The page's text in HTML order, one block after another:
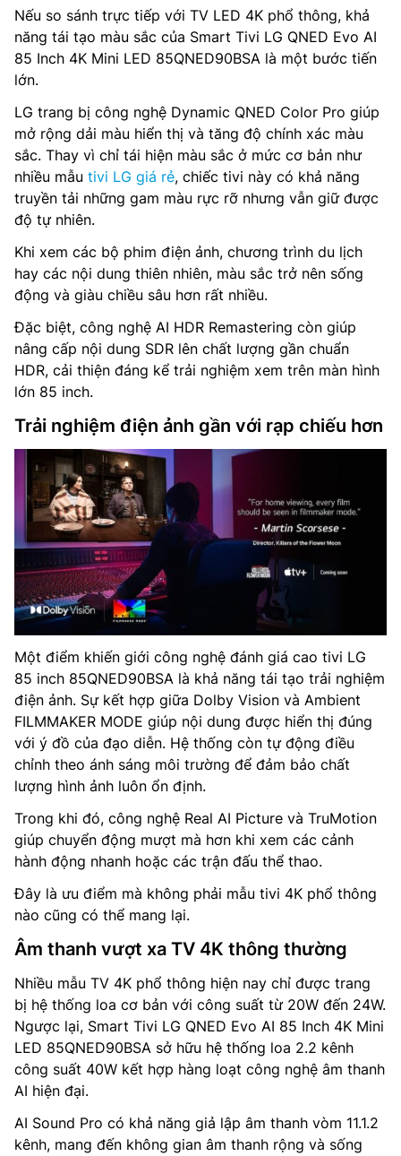
Nếu so sánh trực tiếp với TV LED 4K phổ thông, khả
năng tái tạo màu sắc của Smart Tivi LG QNED Evo AI
85 Inch 4K Mini LED 85QNED90BSA là một bước tiến
lớn.
LG trang bị công nghệ Dynamic QNED Color Pro giúp
mở rộng dải màu hiển thị và tăng độ chính xác màu
sắc. Thay vì chỉ tái hiện màu sắc ở mức cơ bản như
nhiều mẫu tivi LG giá rẻ, chiếc tivi này có khả năng
truyền tải những gam màu rực rỡ nhưng vẫn giữ được
độ tự nhiên.
Khi xem các bộ phim điện ảnh, chương trình du lịch
hay các nội dung thiên nhiên, màu sắc trở nên sống
động và giàu chiều sâu hơn rất nhiều.
Đặc biệt, công nghệ AI HDR Remastering còn giúp
nâng cấp nội dung SDR lên chất lượng gần chuẩn
HDR, cải thiện đáng kể trải nghiệm xem trên màn hình
lớn 85 inch.
Trải nghiệm điện ảnh gần với rạp chiếu hơn
Một điểm khiến giới công nghệ đánh giá cao tivi LG
85 inch 85QNED90BSA là khả năng tái tạo trải nghiệm
điện ảnh. Sự kết hợp giữa Dolby Vision và Ambient
FILMMAKER MODE giúp nội dung được hiển thị đúng
với ý đồ của đạo diễn. Hệ thống còn tự động điều
chỉnh theo ánh sáng môi trường để đảm bảo chất
lượng hình ảnh luôn ổn định.
Trong khi đó, công nghệ Real AI Picture và TruMotion
giúp chuyển động mượt mà hơn khi xem các cảnh
hành động nhanh hoặc các trận đấu thể thao.
Đây là ưu điểm mà không phải mẫu tivi 4K phổ thông
nào cũng có thể mang lại.
Âm thanh vượt xa TV 4K thông thường
Nhiều mẫu TV 4K phổ thông hiện nay chỉ được trang
bị hệ thống loa cơ bản với công suất từ 20W đến 24W.
Ngược lại, Smart Tivi LG QNED Evo AI 85 Inch 4K Mini
LED 85QNED90BSA sở hữu hệ thống loa 2.2 kênh
công suất 40W kết hợp hàng loạt công nghệ âm thanh
AI hiện đại.
AI Sound Pro có khả năng giả lập âm thanh vòm 11.1.2
kênh, mang đến không gian âm thanh rộng và sống